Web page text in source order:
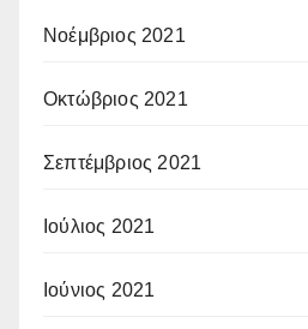
Νοέμβριος 2021
Οκτώβριος 2021
Σεπτέμβριος 2021
Ιούλιος 2021
Ιούνιος 2021